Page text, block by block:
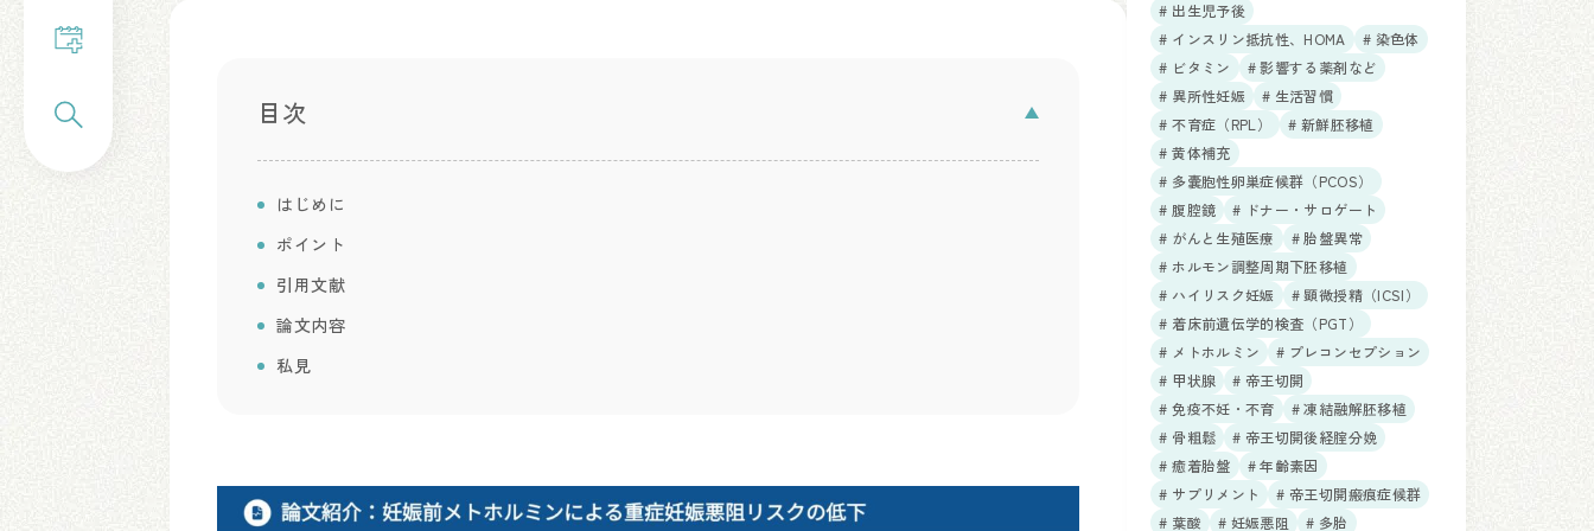
目次
はじめに
ポイント
引用文献
論文内容
私見
# 出生児予後
# インスリン抵抗性、HOMA
# 染色体
# ビタミン
# 影響する薬剤など
# 異所性妊娠
# 生活習慣
# 不育症（RPL）
# 新鮮胚移植
# 黄体補充
# 多嚢胞性卵巣症候群（PCOS）
# 腹腔鏡
# ドナー・サロゲート
# がんと生殖医療
# 胎盤異常
# ホルモン調整周期下胚移植
# ハイリスク妊娠
# 顕微授精（ICSI）
# 着床前遺伝学的検査（PGT）
# メトホルミン
# プレコンセプション
# 甲状腺
# 帝王切開
# 免疫不妊・不育
# 凍結融解胚移植
# 骨粗鬆
# 帝王切開後経腟分娩
# 癒着胎盤
# 年齢素因
# サプリメント
# 帝王切開瘢痕症候群
# 葉酸
# 妊娠悪阻 # 多胎